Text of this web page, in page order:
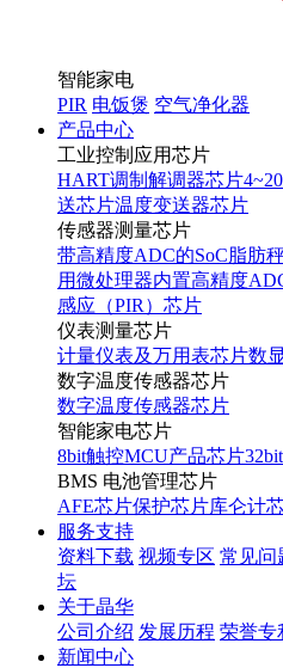
智能家电
PIR 电饭煲 空气净化器
产品中心
工业控制应用芯片
HART调制解调器芯片
送芯片温度变送器芯片
传感器测量芯片
带高精度ADC的SoC 脂肪
用微处理器内置高精度
感应（PIR）芯片
仪表测量芯片
计量仪表及万用表芯片数
数字温度传感器芯片
数字温度传感器芯片
智能家电芯片
8bit触控MCU产品芯片
BMS 电池管理芯片
AFE芯片保护芯片库仑计
服务支持
资料下载 视频专区 常见问
坛
关于晶华
公司介绍 发展历程 荣誉专
新闻中心